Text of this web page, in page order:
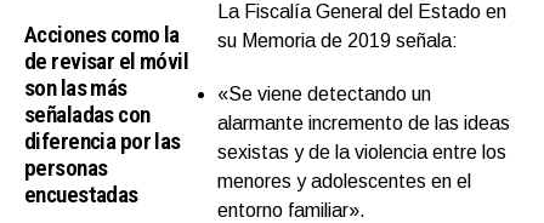
Acciones como la
de revisar el móvil
son las más
señaladas con
diferencia por las
personas
encuestadas
La Fiscalía General del Estado en
su Memoria de 2019 señala:
«Se viene detectando un
alarmante incremento de las ideas
sexistas y de la violencia entre los
menores y adolescentes en el
entorno familiar».